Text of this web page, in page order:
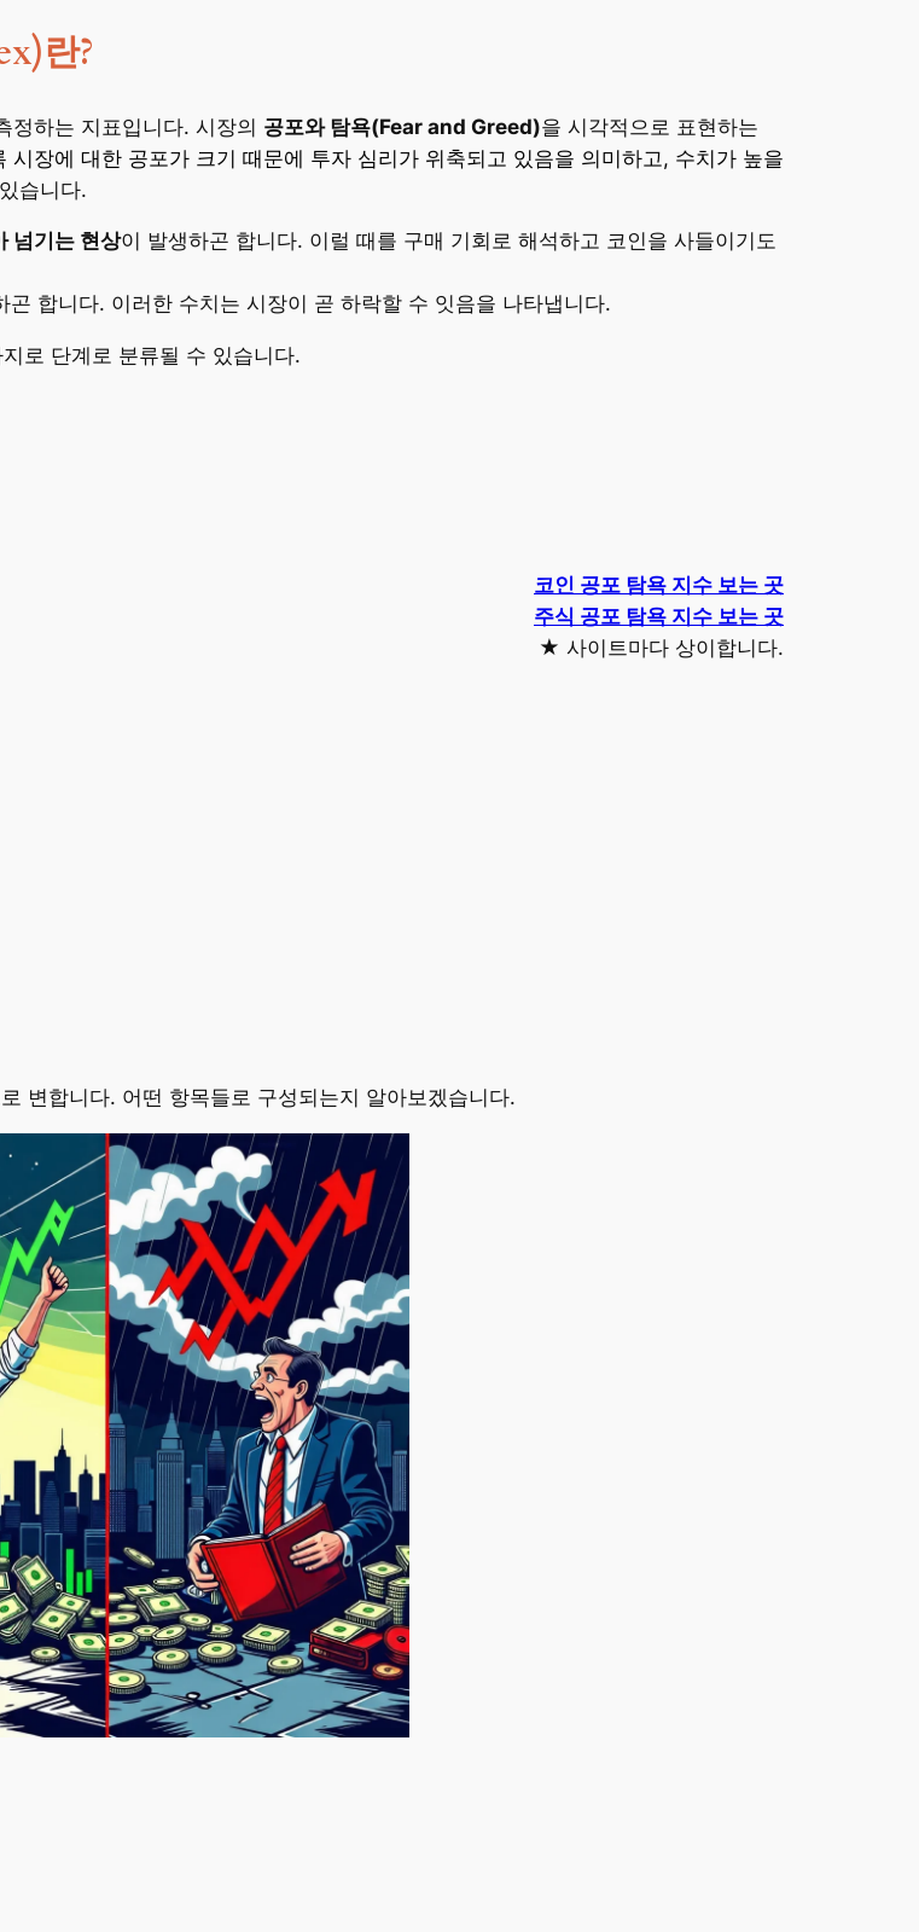
란?
정하는 지표입니다. 시장의 공포와 탐욕(Fear and Greed)을 시각적으로 표현하는
시장에 대한 공포가 크기 때문에 투자 심리가 위축되고 있음을 의미하고, 수치가 높을
습니다.
넘기는 현상이 발생하곤 합니다. 이럴 때를 구매 기회로 해석하고 코인을 사들이기도
곤 합니다. 이러한 수치는 시장이 곧 하락할 수 잇음을 나타냅니다.
로 단계로 분류될 수 있습니다.
코인 공포 탐욕 지수 보는 곳
주식 공포 탐욕 지수 보는 곳
★ 사이트마다 상이합니다.
변합니다. 어떤 항목들로 구성되는지 알아보겠습니다.